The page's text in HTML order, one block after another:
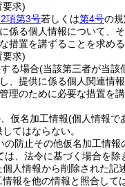
要求)
項第3号若しくは第4号の
係る個人情報について、
措置を講ずることを求める
要求)
る場合(当該第三者が当該
、提供に係る個人関連情
のために必要な措置を
仮名加工情報(個人情報で
てはならない。
防止その他仮名加工情
、法令に基づく場合を
人情報から削除された
報を他の情報と照合して